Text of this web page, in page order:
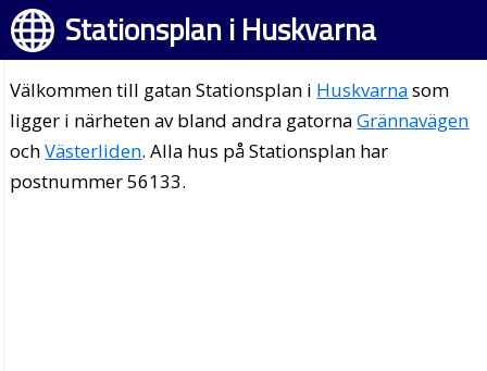
Stationsplan i Huskvarna
Välkommen till gatan Stationsplan i Huskvarnasom
ligger i närheten av bland andra gatornaGrännavägen
ochVästerliden. Alla hus på Stationsplan har
postnummer 56133.